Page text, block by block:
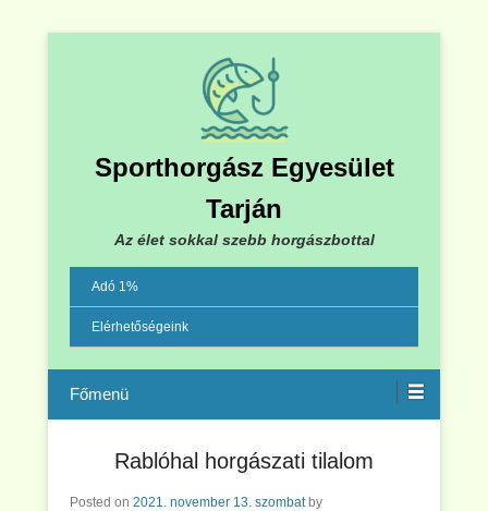
Sporthorgász Egyesület
Tarján
Az élet sokkal szebb horgászbottal
Adó 1%
Elérhetőségeink
Menu
Rablóhal horgászati tilalom
Posted on 2021. november 13. szombatby